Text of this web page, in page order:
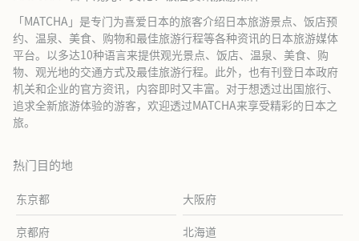
「MATCHA」是专门为喜爱日本的旅客介绍日本旅游景点、饭店预
约、温泉、美食、购物和最佳旅游行程等各种资讯的日本旅游媒体
平台。以多达10种语言来提供观光景点、饭店、温泉、美食、购
物、观光地的交通方式及最佳旅游行程。此外，也有刊登日本政府
机关和企业的官方资讯，内容即时又丰富。对于想透过出国旅行、
追求全新旅游体验的游客，欢迎透过MATCHA来享受精彩的日本之
旅。
热门目的地
东京都 大阪府
京都府 北海道